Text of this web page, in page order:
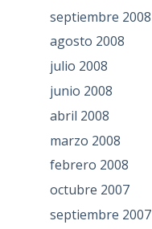
septiembre 2008
agosto 2008
julio 2008
junio 2008
abril 2008
marzo 2008
febrero 2008
octubre 2007
septiembre 2007